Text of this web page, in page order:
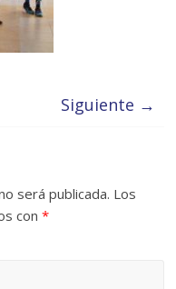
Siguiente →
será publicada. Los
con*